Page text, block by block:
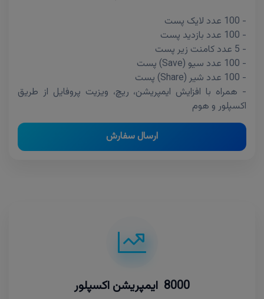
- 100 عدد لایک پست
- 100 عدد بازدید پست
- 5 عدد کامنت زیر پست
- 100 عدد سیو (Save) پست
- 100 عدد شیر (Share) پست
- همراه با افزایش ایمپریشن، ریچ، ویزیت پروفایل از طریق
اکسپلور و هوم
ارسال سفارش
8000 ایمپریشن اکسپلور